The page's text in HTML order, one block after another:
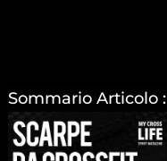
Sommario Articolo :